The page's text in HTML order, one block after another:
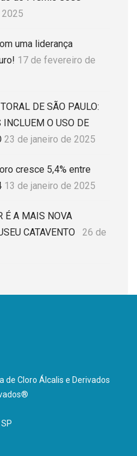
uma liderança
17 de fevereiro de
DE SÃO PAULO:
O USO DE
23 de janeiro de 2025
cresce 5,4% entre
13 de janeiro de 2025
É A MAIS NOVA
CATAVENTO
26 de
de Cloro Álcalis e Derivados